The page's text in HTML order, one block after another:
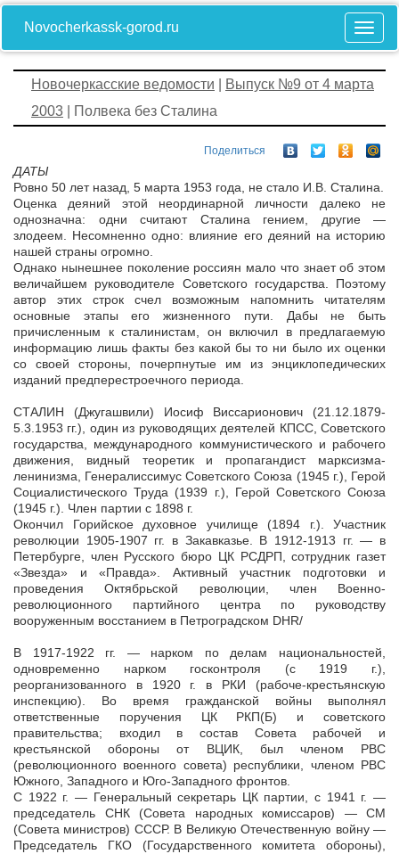
Novocherkassk-gorod.ru
Новочеркасские ведомости
Выпуск №9 от 4 марта
2003 | Полвека без Сталина
Поделиться
ДАТЫ
Ровно 50 лет назад, 5 марта 1953 года, не стало И.В. Сталина.
Оценка деяний этой неординарной личности далеко не
однозначна: одни считают Сталина гением, другие —
злодеем. Несомненно одно: влияние его деяний на историю
нашей страны огромно.
Однако нынешнее поколение россиян мало что знает об этом
величайшем руководителе Советского государства. Поэтому
автор этих строк счел возможным напомнить читателям
основные этапы его жизненного пути. Дабы не быть
причисленным к сталинистам, он включил в предлагаемую
информацию лишь факты без какой бы то ни было их оценки
со своей стороны, почерпнутые им из энциклопедических
изданий предперестроечного периода.
СТАЛИН (Джугашвили) Иосиф Виссарионович (21.12.1879-
5.3.1953 гг.), один из руководящих деятелей КПСС, Советского
государства, международного коммунистического и рабочего
движения, видный теоретик и пропагандист марксизма-
ленинизма, Генералиссимус Советского Союза (1945 г.), Герой
Социалистического Труда (1939 г.), Герой Советского Союза
(1945 г.). Член партии с 1898 г.
Окончил Горийское духовное училище (1894 г.). Участник
революции 1905-1907 гг. в Закавказье. В 1912-1913 гг. — в
Петербурге, член Русского бюро ЦК РСДРП, сотрудник газет
«Звезда» и «Правда». Активный участник подготовки и
проведения Октябрьской революции, член Военно-
революционного партийного центра по руководству
вооруженным восстанием в Петроградском DHR/
В 1917-1922 гг. — нарком по делам национальностей,
одновременно нарком госконтроля (с 1919 г.),
реорганизованного в 1920 г. в РКИ (рабоче-крестьянскую
инспекцию). Во время гражданской войны выполнял
ответственные поручения ЦК РКП(Б) и советского
правительства; входил в состав Совета рабочей и
крестьянской обороны от ВЦИК, был членом РВС
(революционного военного совета) республики, членом РВС
Южного, Западного и Юго-Западного фронтов.
С 1922 г. — Генеральный секретарь ЦК партии, с 1941 г. —
председатель СНК (Совета народных комиссаров) — СМ
(Совета министров) СССР. В Великую Отечественную войну —
Председатель ГКО (Государственного комитета обороны),